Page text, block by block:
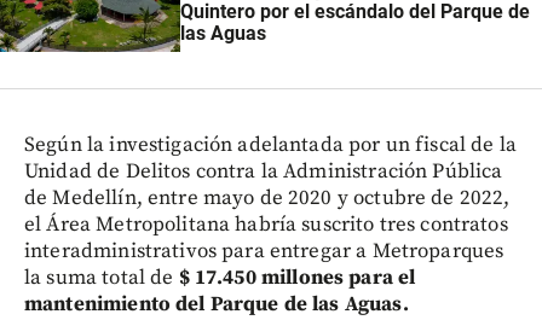
Quintero por el escándalo del Parque de
las Aguas
Según la investigación adelantada por un fiscal de la
Unidad de Delitos contra la Administración Pública
de Medellín, entre mayo de 2020 y octubre de 2022,
el Área Metropolitana habría suscrito tres contratos
interadministrativos para entregar a Metroparques
la suma total de $ 17.450 millones para el
mantenimiento del Parque de las Aguas.